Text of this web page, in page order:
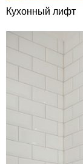
Кухонный лифт